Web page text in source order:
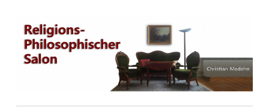
Zum
Inhalt
springen